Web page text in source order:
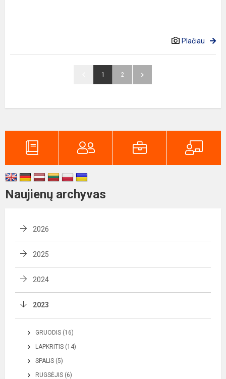
Plačiau
1 2
Naujienų archyvas
2026
2025
2024
2023
GRUODIS (16)
LAPKRITIS (14)
SPALIS (5)
RUGSĖJIS (6)